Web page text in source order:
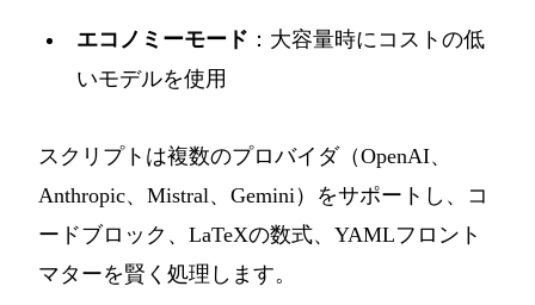
エコノミーモード ：大容量時にコストの低
いモデルを使用
スクリプトは複数のプロバイダ（OpenAI、
Anthropic、Mistral、Gemini）をサポートし、コ
ードブロック、LaTeXの数式、YAMLフロント
マターを賢く処理します。